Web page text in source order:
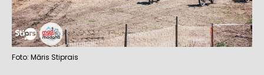
Foto: Māris Stiprais